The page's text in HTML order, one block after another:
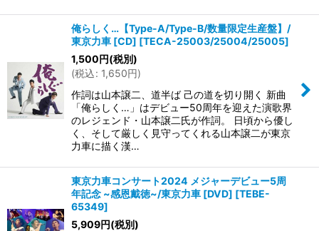
俺らしく…【Type-A/Type-B/数量限定生産盤】/
東京力車 [CD] [TECA-25003/25004/25005]
1,500円(税別)
(税込: 1,650円)
作詞は山本譲二、道半ば 己の道を切り開く 新曲
「俺らしく…」はデビュー50周年を迎えた演歌界
のレジェンド・山本譲二氏が作詞。 日頃から優し
く、そして厳しく見守ってくれる山本譲二が東京
力車に描く漢…
東京力車コンサート2024 メジャーデビュー5周
年記念 ~感恩戴徳~/東京力車 [DVD] [TEBE-
65349]
5,909円(税別)